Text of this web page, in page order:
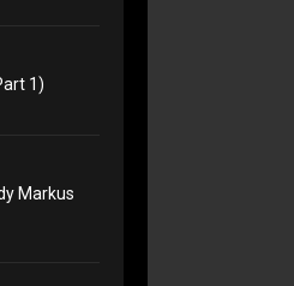
1)
Markus